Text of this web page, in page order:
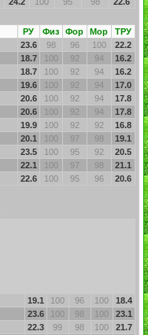
РУ Физ Фор Мор
ТРУ
23.6 98 96 100
22.2
18.7 100 92 94
16.2
18.7 100 92 94
16.2
19.6 100 92 94
17.0
20.6 100 92 94
17.8
20.6 100 92 94
17.8
19.9 100 92 92
16.8
20.1 100 97 98
19.1
23.5 100 95 92
20.5
22.1 100 97 98
21.1
22.6 100 95 96 20.6
19.1 100 96 100
18.4
23.6 100 98 100
23.1
22.3 99 98 100 21.7